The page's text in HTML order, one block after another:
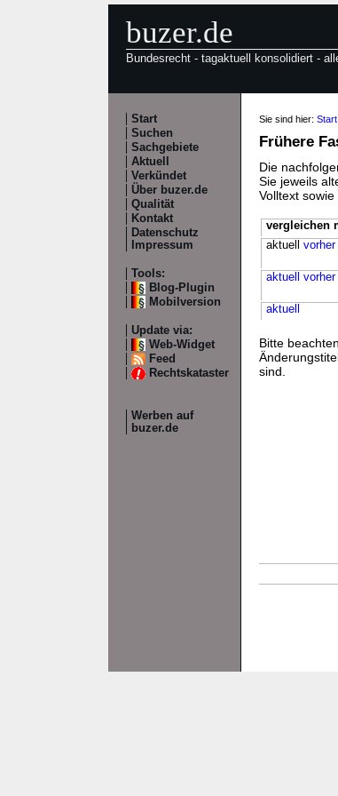
buzer.de
Bundesrecht - tagaktuell konsolidiert -
Start
Suchen
Sachgebiete
Aktuell
Verkündet
Über buzer.de
Qualität
Kontakt
Datenschutz
Impressum
Tools:
Blog-Plugin
Mobilversion
Update via:
Web-Widget
Feed
Rechtskataster
Werben auf
buzer.de
Sie sind hier: Start
Frühere
Die
Sie jeweils
Volltext
vergleichen
aktuell vorher
aktuell
vorher
aktuell
Bitte
sind.